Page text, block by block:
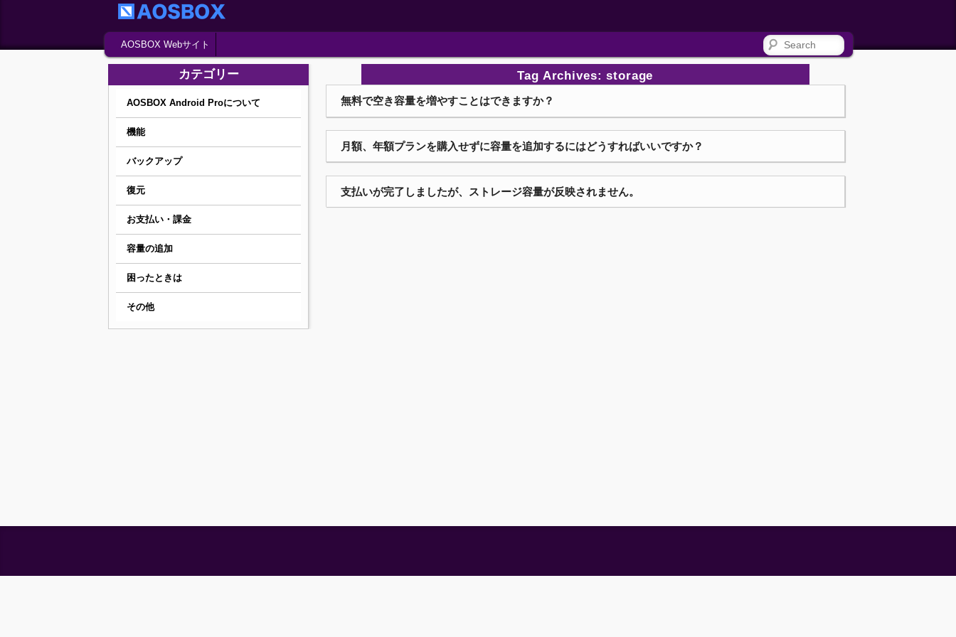
Main menu
Skip to primary content
Skip to secondary content
AOSBOX Webサイト Search
Tag Archives:storage
無料で空き容量を増やすことはできますか？
月額、年額プランを購入せずに容量を追加するにはどうすればいいですか？
支払いが完了しましたが、ストレージ容量が反映されません。
カテゴリー
AOSBOX Android Proについて
機能
バックアップ
復元
お支払い・課金
容量の追加
困ったときは
その他